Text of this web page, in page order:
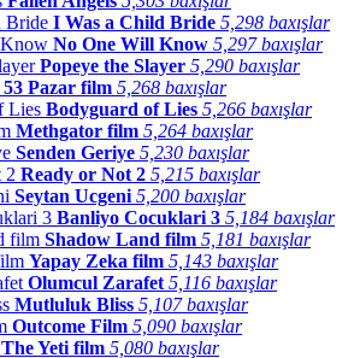
I Was a Child Bride 5,298 baxışlar
No One Will Know 5,297 baxışlar
Popeye the Slayer 5,290 baxışlar
53 Pazar film 5,268 baxışlar
Bodyguard of Lies 5,266 baxışlar
Methgator film 5,264 baxışlar
Senden Geriye 5,230 baxışlar
Ready or Not 2 5,215 baxışlar
Seytan Ucgeni 5,200 baxışlar
Banliyo Cocuklari 3 5,184 baxışlar
Shadow Land film 5,181 baxışlar
Yapay Zeka film 5,143 baxışlar
Olumcul Zarafet 5,116 baxışlar
Mutluluk Bliss 5,107 baxışlar
Outcome Film 5,090 baxışlar
The Yeti film 5,080 baxışlar